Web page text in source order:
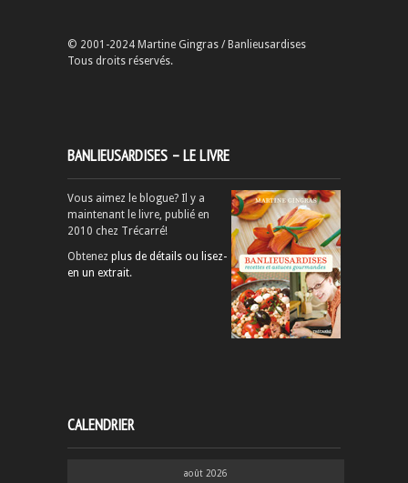
© 2001-2024 Martine Gingras / Banlieusardises
Tous droits réservés.
BANLIEUSARDISES – LE LIVRE
Vous aimez le blogue? Il y a
maintenant le livre, publié en
2010 chez Trécarré!
Obtenez plus de détails ou lisez-
en un extrait.
CALENDRIER
août 2026